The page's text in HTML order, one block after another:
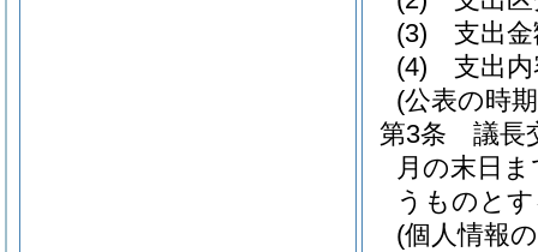
(3)
支出
(4)
支出
(公表の時
第3条
議長
月の末日
うものと
(個人情報